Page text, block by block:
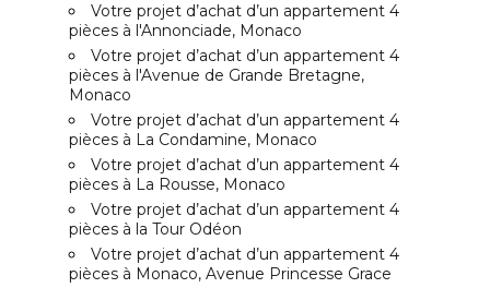
Votre projet d’achat d’un appartement 4
pièces à l'Annonciade, Monaco
Votre projet d’achat d’un appartement 4
pièces à l'Avenue de Grande Bretagne,
Monaco
Votre projet d’achat d’un appartement 4
pièces à La Condamine, Monaco
Votre projet d’achat d’un appartement 4
pièces à La Rousse, Monaco
Votre projet d’achat d’un appartement 4
pièces à la Tour Odéon
Votre projet d’achat d’un appartement 4
pièces à Monaco, Avenue Princesse Grace